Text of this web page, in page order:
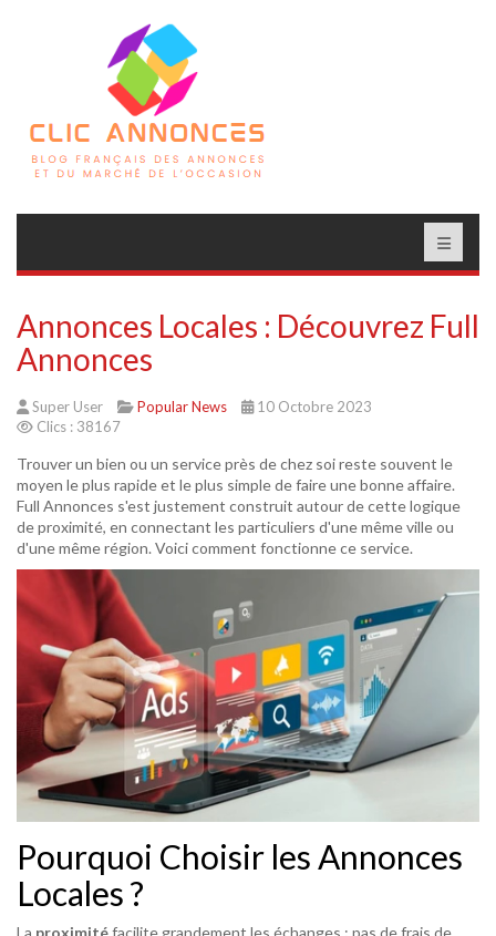
Annonces Locales : Découvrez Full
Annonces
Super User Popular News
10 Octobre 2023
Clics : 38167
Trouver un bien ou un service près de chez soi reste souvent le
moyen le plus rapide et le plus simple de faire une bonne affaire.
Full Annonces s'est justement construit autour de cette logique
de proximité, en connectant les particuliers d'une même ville ou
d'une même région. Voici comment fonctionne ce service.
Pourquoi Choisir les Annonces
Locales ?
La proximitéfacilite grandement les échanges : pas de frais de